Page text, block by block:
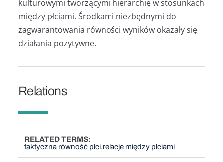
kulturowymi tworzącymi hierarchię w stosunkach
między płciami. Środkami niezbędnymi do
zagwarantowania równości wyników okazały się
działania pozytywne.
Relations
RELATED TERMS
faktyczna równość płci relacje między płciami